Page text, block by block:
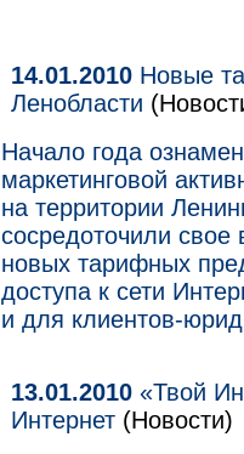
14.01.2010 Новые
Ленобласти
Начало года
маркетинговой
на территории
сосредоточили
новых тарифных
доступа к сети
и для клиентов-
13.01.2010 «Твой
Интернет (Новости)